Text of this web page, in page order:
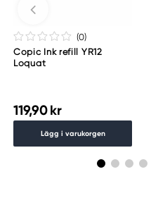
(0)
Copic Ink refill YR12
Loquat
119,90 kr
Lägg i varukorgen